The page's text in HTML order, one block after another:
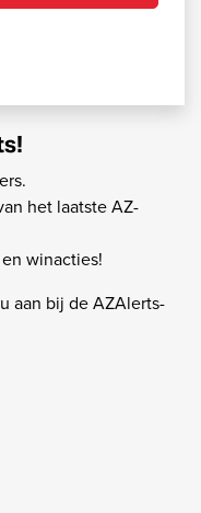
het laatste AZ-
winacties!
aan bij de AZAlerts-